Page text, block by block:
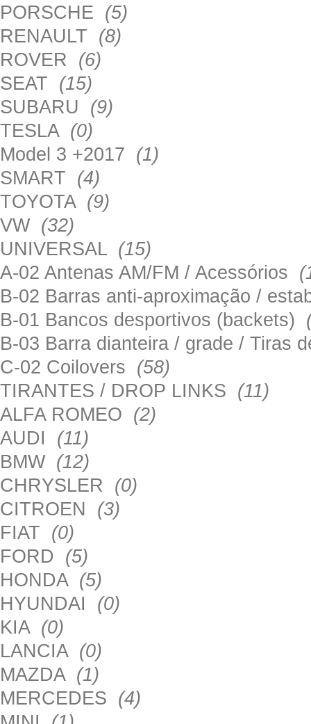
PORSCHE (5)
RENAULT (8)
ROVER (6)
SEAT (15)
SUBARU (9)
TESLA (0)
Model 3 +2017 (1)
SMART (4)
TOYOTA (9)
VW (32)
UNIVERSAL (15)
A-02 Antenas AM/FM / Acessórios
B-02 Barras anti-aproximação /
B-01 Bancos desportivos (backets)
B-03 Barra dianteira / grade / Tiras
C-02 Coilovers (58)
TIRANTES / DROP LINKS (11)
ALFA ROMEO (2)
AUDI (11)
BMW (12)
CHRYSLER (0)
CITROEN (3)
FIAT (0)
FORD (5)
HONDA (5)
HYUNDAI (0)
KIA (0)
LANCIA (0)
MAZDA (1)
MERCEDES (4)